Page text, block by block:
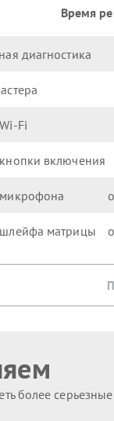
Время
диагностика
Fi
включения
матрицы
более